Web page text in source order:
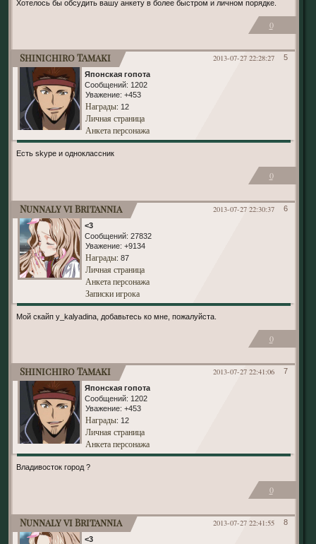
Хотелось бы обсудить вашу анкету в более быстром и личном порядке.
0
5
2013-07-27 22:28:27
Shinichiro Tamaki
Японская гопота
Сообщений: 1202
Уважение: +453
Награды: 12
Личная страница
Анкета персонажа
Есть skype и одноклассник
0
6
2013-07-27 22:30:37
Nunnaly vi Britannia
<3
Сообщений: 27832
Уважение: +9134
Награды: 87
Личная страница
Анкета персонажа
Записки игрока
Мой скайп y_kalyadina, добавьтесь ко мне, пожалуйста.
0
7
2013-07-27 22:41:06
Shinichiro Tamaki
Японская гопота
Сообщений: 1202
Уважение: +453
Награды: 12
Личная страница
Анкета персонажа
Владивосток город ?
0
8
2013-07-27 22:41:55
Nunnaly vi Britannia
<3